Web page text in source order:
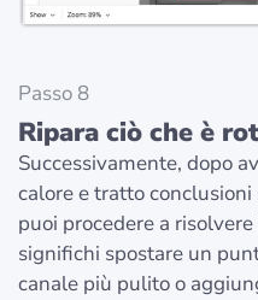
Passo 8
Ripara ciò che è
Successivamente, dopo
calore e tratto
puoi procedere a
significhi spostare un
canale più pulito o